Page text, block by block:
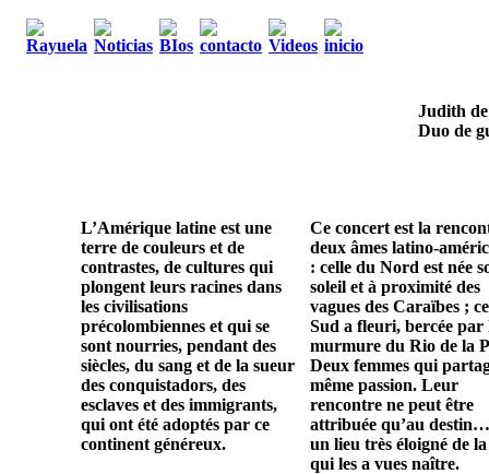
Judith
Duo de
L’Amérique latine est une
terre de couleurs et de
contrastes, de cultures qui
plongent leurs racines dans
les civilisations
précolombiennes et qui se
sont nourries, pendant des
siècles, du sang et de la sueur
des conquistadors, des
esclaves et des immigrants,
qui ont été adoptés par ce
continent généreux.
Ce concert est la
deux âmes latino-
: celle du Nord est née
soleil et à proximité des
vagues des Caraïbes ;
Sud a fleuri, bercée par
murmure du Rio de la
Deux femmes qui
même passion. Leur
rencontre ne peut être
attribuée qu’au
un lieu très éloigné de
qui les a vues naître.